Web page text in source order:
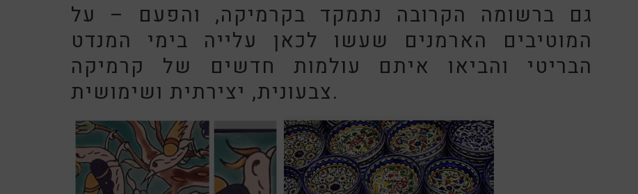
גם ברשומה הקרובה נתמקד בקרמיקה, והפעם – על
המוטיבים הארמנים שעשו לכאן עלייה בימי המנדט
הבריטי והביאו איתם עולמות חדשים של קרמיקה
צבעונית, יצירתית ושימושית.